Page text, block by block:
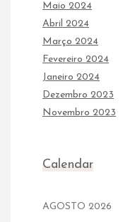
Maio 2024
Abril 2024
Março 2024
Fevereiro 2024
Janeiro 2024
Dezembro 2023
Novembro 2023
Calendar
AGOSTO 2026